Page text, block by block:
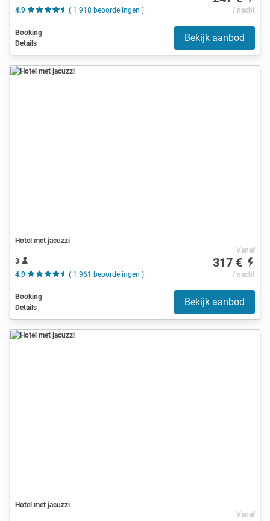
4.9
( 1.918 beoordelingen ) / nacht
Booking
Details
Bekijk aanbod
Hotel met jacuzzi
3
4.9
( 1.961 beoordelingen )
Vanaf
317 €
/ nacht
Booking
Details
Bekijk aanbod
Hotel met jacuzzi
Vanaf